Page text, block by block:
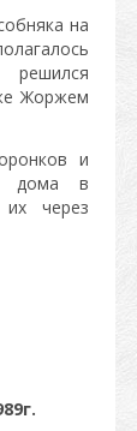
на
решился
Жоржем
и
дома в
через